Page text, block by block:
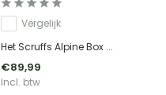
Vergelijk
Het Scruffs Alpine Box ...
€89,99
Incl. btw